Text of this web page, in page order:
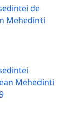
de
Mehedinti
Mehedinti